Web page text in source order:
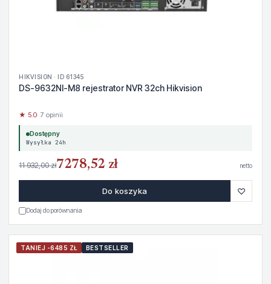
HIKVISION · ID 61345
DS-9632NI-M8 rejestrator NVR 32ch Hikvision
★ 5.0· 7 opinii
Dostępny
Wysyłka 24h
11 932,00 zł7278,52 zł netto
Do koszyka ♡
Dodaj do porównania
TANIEJ -6485 ZŁ BESTSELLER